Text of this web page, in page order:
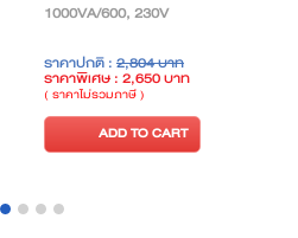
1000VA/600, 230V
ราคาปกติ : 2,804 บาท
ราคาพิเศษ : 2,650 บาท
( ราคาไม่รวมภาษี )
ADD TO CART